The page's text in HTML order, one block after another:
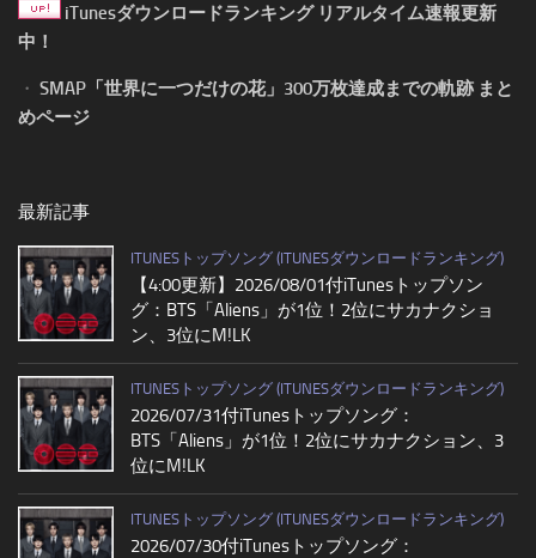
iTunesダウンロードランキング リアルタイム速報更新
中！
・ SMAP「世界に一つだけの花」300万枚達成までの軌跡 まと
めページ
最新記事
ITUNESトップソング (ITUNESダウンロードランキング)
【4:00更新】2026/08/01付iTunesトップソン
グ：BTS「Aliens」が1位！2位にサカナクショ
ン、3位にM!LK
ITUNESトップソング (ITUNESダウンロードランキング)
2026/07/31付iTunesトップソング：
BTS「Aliens」が1位！2位にサカナクション、3
位にM!LK
ITUNESトップソング (ITUNESダウンロードランキング)
2026/07/30付iTunesトップソング：